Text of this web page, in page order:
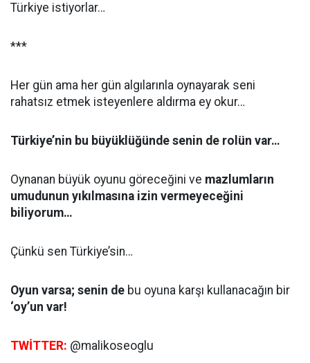
Türkiye istiyorlar…
***
Her gün ama her gün algılarınla oynayarak seni
rahatsız etmek isteyenlere aldırma ey okur…
Türkiye’nin bu büyüklüğünde senin de rolün var…
Oynanan büyük oyunu göreceğini ve mazlumların
umudunun yıkılmasına izin vermeyeceğini
biliyorum…
Çünkü sen Türkiye’sin…
Oyun varsa; senin de bu oyuna karşı kullanacağın bir
‘oy’un var!
TWİTTER: @malikoseoglu